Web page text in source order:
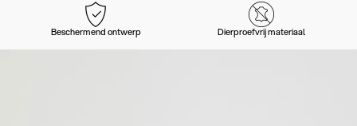
Beschermend ontwerp Dierproefvrij materiaal